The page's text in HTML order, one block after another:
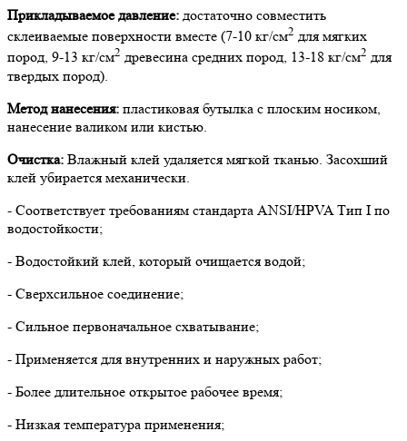
Прикладываемое давление: достаточно совместить
склеиваемые поверхности вместе (7-10 кг/см2 для мягких
пород, 9-13 кг/см2 древесина средних пород, 13-18 кг/см2 для
твердых пород).
Метод нанесения: пластиковая бутылка с плоским носиком,
нанесение валиком или кистью.
Очистка: Влажный клей удаляется мягкой тканью. Засохший
клей убирается механически.
- Соответствует требованиям стандарта ANSI/HPVA Тип I по
водостойкости;
- Водостойкий клей, который очищается водой;
- Сверхсильное соединение;
- Сильное первоначальное схватывание;
- Применяется для внутренних и наружных работ;
- Более длительное открытое рабочее время;
- Низкая температура применения;